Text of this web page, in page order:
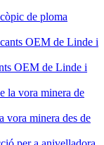
de ploma
OEM de Linde i
vora minera des de